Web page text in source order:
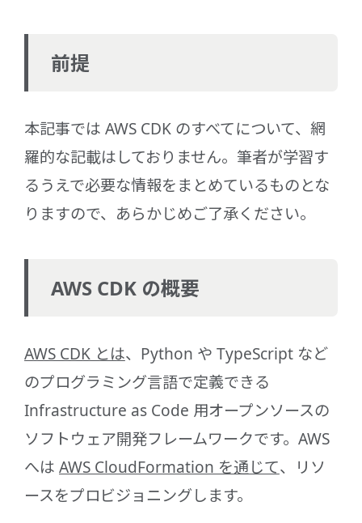
前提
本記事では AWS CDK のすべてについて、網
羅的な記載はしておりません。筆者が学習す
るうえで必要な情報をまとめているものとな
りますので、あらかじめご了承ください。
AWS CDK の概要
AWS CDK とは、Python や TypeScript など
のプログラミング言語で定義できる
Infrastructure as Code 用オープンソースの
ソフトウェア開発フレームワークです。AWS
へは AWS CloudFormation を通じて、リソ
ースをプロビジョニングします。